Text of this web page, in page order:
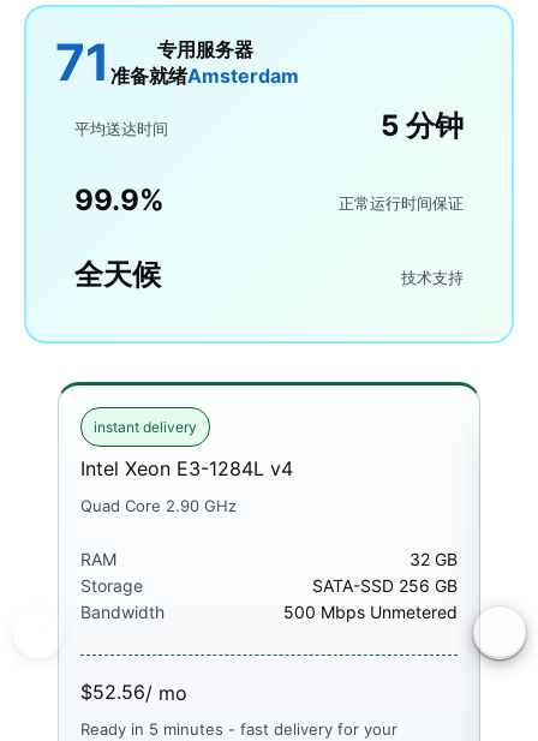
71
专用服务器
准备就绪Amsterdam
平均送达时间 5 分钟
99.9% 正常运行时间保证
全天候 技术支持
instant delivery
Intel Xeon E3-1284L v4
Quad Core 2.90 GHz
RAM
32 GB
Storage
SATA-SSD 256 GB
Bandwidth
500 Mbps Unmetered
$52.56/ mo
Ready in 5 minutes - fast delivery for your